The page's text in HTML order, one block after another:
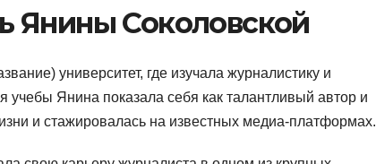
Янины Соколовской
университет, где изучала журналистику и
Янина показала себя как талантливый автор и
и стажировалась на известных медиа-платформах.